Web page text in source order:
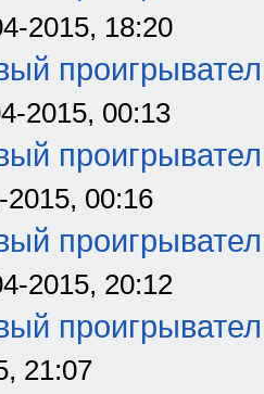
2015, 18:20
2015, 00:13
2015, 00:16
2015, 20:12
21:07